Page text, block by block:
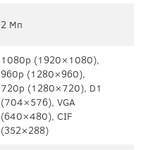
2 Мп
1080p (1920×1080),
960p (1280×960),
720p (1280×720), D1
(704×576), VGA
(640×480), CIF
(352×288)